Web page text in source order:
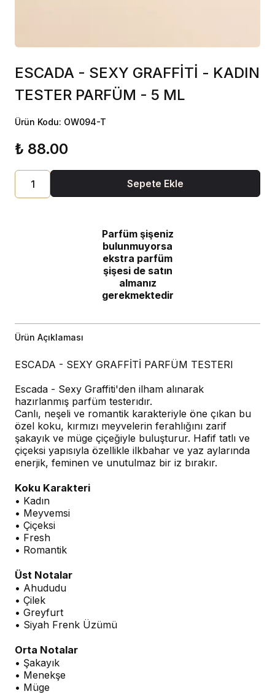
ESCADA - SEXY GRAFFİTİ - KADIN
TESTER PARFÜM - 5 ML
Ürün Kodu: OW094-T
₺ 88.00
Sepete Ekle
Parfüm şişeniz
bulunmuyorsa
ekstra parfüm
şişesi de satın
almanız
gerekmektedir
Ürün Açıklaması
ESCADA - SEXY GRAFFİTİ PARFÜM TESTERI
Escada - Sexy Graffiti'den ilham alınarak
hazırlanmış parfüm testerıdır.
Canlı, neşeli ve romantik karakteriyle öne çıkan bu
özel koku, kırmızı meyvelerin ferahlığını zarif
şakayık ve müge çiçeğiyle buluşturur. Hafif tatlı ve
çiçeksi yapısıyla özellikle ilkbahar ve yaz aylarında
enerjik, feminen ve unutulmaz bir iz bırakır.
Koku Karakteri
• Kadın
• Meyvemsi
• Çiçeksi
• Fresh
• Romantik
Üst Notalar
• Ahududu
• Çilek
• Greyfurt
• Siyah Frenk Üzümü
Orta Notalar
• Şakayık
• Menekşe
• Müge